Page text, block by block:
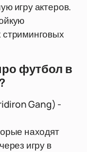
игру актеров.
стриминговых
футбол в
Gang) -
находят
игру в